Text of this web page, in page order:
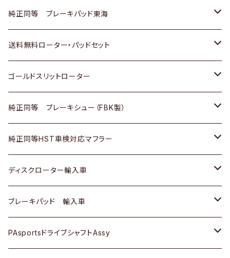
スバル
日野
三菱ふそう
ＢＭＷ
三菱
日野
三菱ふそう
日野
三菱ふそう
その他
マツダ
三菱
スバル
いすゞ
ダイハツ
マツダ
三菱
スバル
ダイハツ
マツダ
三菱
スズキ
日産
ダイハツ
マツダ
三菱
スバル
ホンダ
スズキ
日産
いすゞ
ダイハツ
マツダ
三菱
スバル
トヨタ
ホンダ
スズキ
日産
ダイハツ
マツダ
三菱
スバル
純正同等 ブレーキパッド東海
トヨタ
ホンダ
日産
いすゞ
ダイハツ
マツダ
三菱
送料無料ローター・パッドセット
トヨタ
ホンダ
スズキ
日産
ダイハツ
マツダ
ゴールドスリットローター
トヨタ
ホンダ
スズキ
日産
ダイハツ
純正同等 ブレーキシュー（FBK製）
ホンダ
スズキ
日産
ダイハツ
純正同等HST車検対応マフラー
トヨタ
ホンダ
スズキ
ディスクローター輸入車
ＡＵＤＩ
ＢＥＮＺ
ブレーキパッド 輸入車
ＢＥＮＺ
PAsportsドライブシャフトAssy